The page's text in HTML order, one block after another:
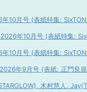
10月号 (表紙特集:
年10月号 (表紙特集:
10月号 (表紙特集:
年9月号 (表紙: 正門良
木村慧人,